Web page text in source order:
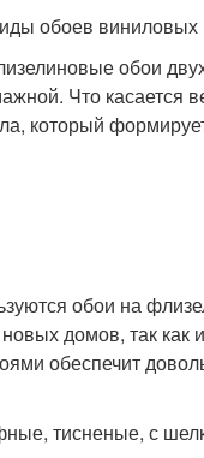
обоев виниловых
обои
Что касается
который
обои на
домов, так
обеспечит
тисненые, с